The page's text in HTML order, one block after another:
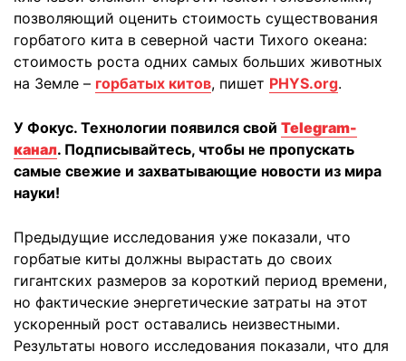
позволяющий оценить стоимость существования
горбатого кита в северной части Тихого океана:
стоимость роста одних самых больших животных
на Земле – горбатых китов, пишет PHYS.org.
У Фокус. Технологии появился свой Telegram-
канал. Подписывайтесь, чтобы не пропускать
самые свежие и захватывающие новости из мира
науки!
Предыдущие исследования уже показали, что
горбатые киты должны вырастать до своих
гигантских размеров за короткий период времени,
но фактические энергетические затраты на этот
ускоренный рост оставались неизвестными.
Результаты нового исследования показали, что для